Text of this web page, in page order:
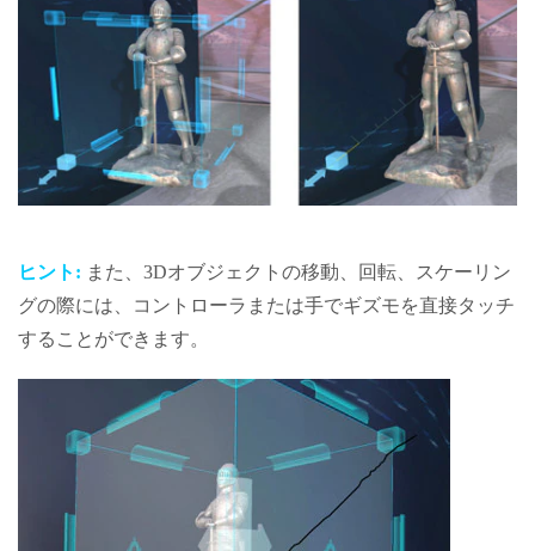
ヒント: また、3Dオブジェクトの移動、回転、スケーリン
グの際には、コントローラまたは手でギズモを直接タッチ
することができます。